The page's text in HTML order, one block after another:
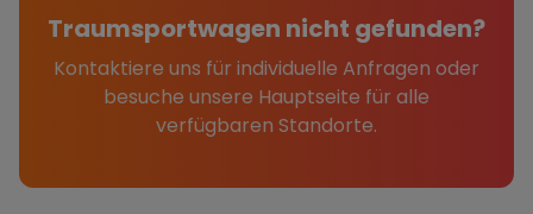
Traumsportwagen nicht gefunden?
Kontaktiere uns für individuelle Anfragen oder
besuche unsere Hauptseite für alle
verfügbaren Standorte.